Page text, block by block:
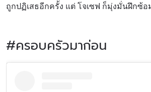
ถูกปฏิเสธอีกครั้ง แต่ โจเซฟ ก็มุ่งมั่นฝึกซ้อ
#ครอบครัวมาก่อน